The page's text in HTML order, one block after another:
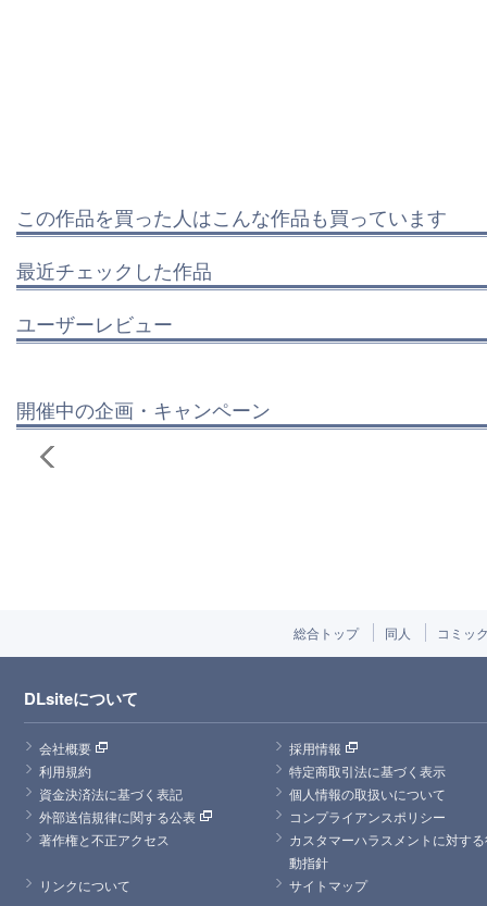
この作品を買った人はこんな作品も買っています
最近チェックした作品
ユーザーレビュー
開催中の企画・キャンペーン
総合トップ 同人 コミッ
DLsiteについて
会社概要
採用情報
利用規約
特定商取引法に基づく表示
資金決済法に基づく表記
個人情報の取扱いについて
外部送信規律に関する公表
コンプライアンスポリシー
著作権と不正アクセス
カスタマーハラスメントに対す
動指針
リンクについて
サイトマップ